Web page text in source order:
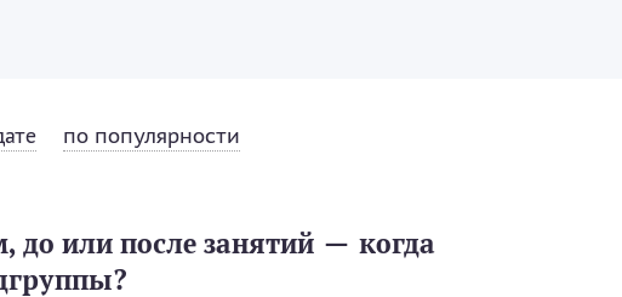
по популярности
или после занятий — когда